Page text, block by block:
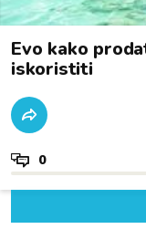
Evo kako
iskoristiti
0